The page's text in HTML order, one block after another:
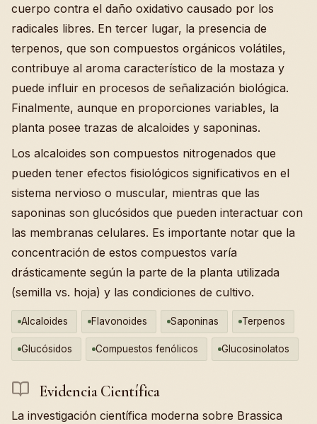
cuerpo contra el daño oxidativo causado por los
radicales libres. En tercer lugar, la presencia de
terpenos, que son compuestos orgánicos volátiles,
contribuye al aroma característico de la mostaza y
puede influir en procesos de señalización biológica.
Finalmente, aunque en proporciones variables, la
planta posee trazas de alcaloides y saponinas.
Los alcaloides son compuestos nitrogenados que
pueden tener efectos fisiológicos significativos en el
sistema nervioso o muscular, mientras que las
saponinas son glucósidos que pueden interactuar con
las membranas celulares. Es importante notar que la
concentración de estos compuestos varía
drásticamente según la parte de la planta utilizada
(semilla vs. hoja) y las condiciones de cultivo.
Alcaloides Flavonoides Saponinas Terpenos
Glucósidos Compuestos fenólicos Glucosinolatos
Evidencia Científica
La investigación científica moderna sobre Brassica